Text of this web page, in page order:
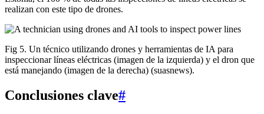
realizan con este tipo de drones.
Fig 5. Un técnico utilizando drones y herramientas de IA para
inspeccionar líneas eléctricas (imagen de la izquierda) y el dron que
está manejando (imagen de la derecha) (suasnews).
Conclusiones clave#